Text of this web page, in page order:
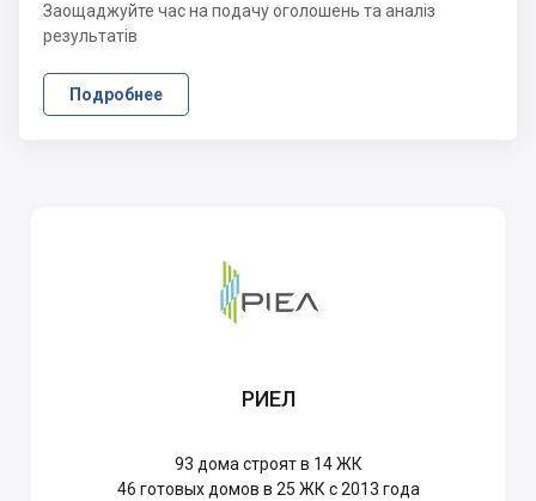
Заощаджуйте час на подачу оголошень та аналіз
результатів
Подробнее
РИЕЛ
93 дома строят в 14 ЖК
46 готовых домов в 25 ЖК с 2013 года